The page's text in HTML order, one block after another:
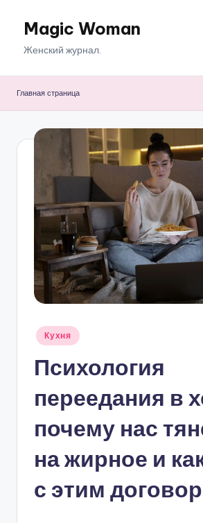
ПерейтиMagic Woman
Женский журнал.
Главная страница
Опубликовано
Кухня
Психология
переедания в
почему нас
на жирное и
с этим